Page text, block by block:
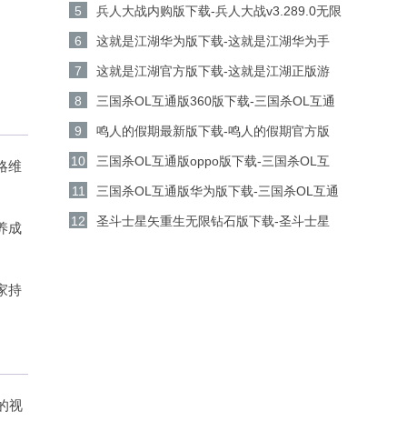
维
成
持
视
百度游戏v3.9.0安卓版下载
5
兵人大战内购版下载-兵人大战v3.289.0无限
金币钻石版下载
6
这就是江湖华为版下载-这就是江湖华为手
机游戏v14.3.0安卓版下载
7
这就是江湖官方版下载-这就是江湖正版游
戏v14.3.0安卓版下载
8
三国杀OL互通版360版下载-三国杀OL互通
版360客户端v3.9.0安卓版下载
9
鸣人的假期最新版下载-鸣人的假期官方版
v1.23安卓版下载
10
三国杀OL互通版oppo版下载-三国杀OL互
通版oppo手机游戏v3.9.0安卓版下载
11
三国杀OL互通版华为版下载-三国杀OL互通
版华为游戏v3.9.0安卓版下载
12
圣斗士星矢重生无限钻石版下载-圣斗士星